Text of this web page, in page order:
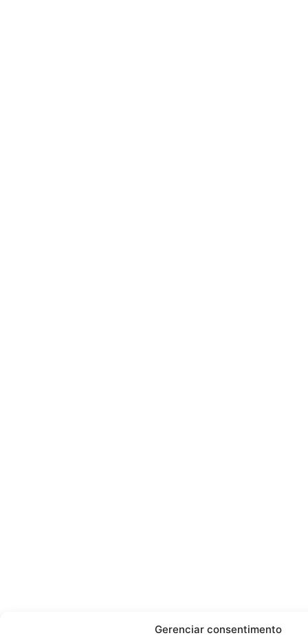
Gerenciar consentimento